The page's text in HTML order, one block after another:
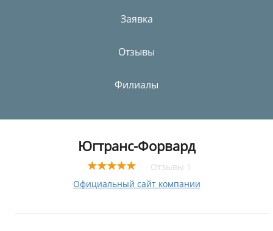
Заявка
Отзывы
Филиалы
Югтранс-Форвард
- Отзывы 1
Официальный сайт компании